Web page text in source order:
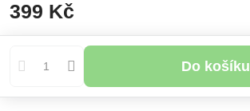
399 Kč
Do košíku